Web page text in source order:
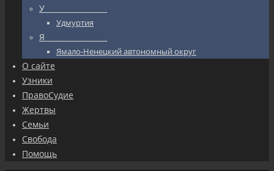
У_________________
Удмуртия
Я_________________
Ямало-Ненецкий автономный округ
О сайте
Узники
ПравоСудие
Жертвы
Семьи
Свобода
Помощь